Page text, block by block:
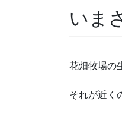
いま
花畑牧場の
それが近く